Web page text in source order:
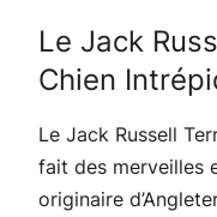
Le Jack
Chien
Le Jack Russell
fait des merveilles
originaire